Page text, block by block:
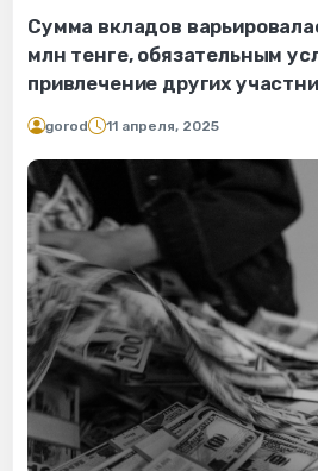
Сумма вкладов
млн тенге, обязательным
привлечение других
gorod 11 апреля, 2025